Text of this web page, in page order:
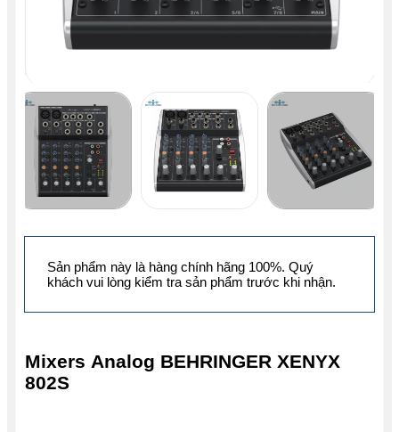
Mixers Analog BEHRINGER XENYX
802S
Sản phẩm này là hàng chính hãng 100%. Quý
khách vui lòng kiểm tra sản phẩm trước khi nhận.